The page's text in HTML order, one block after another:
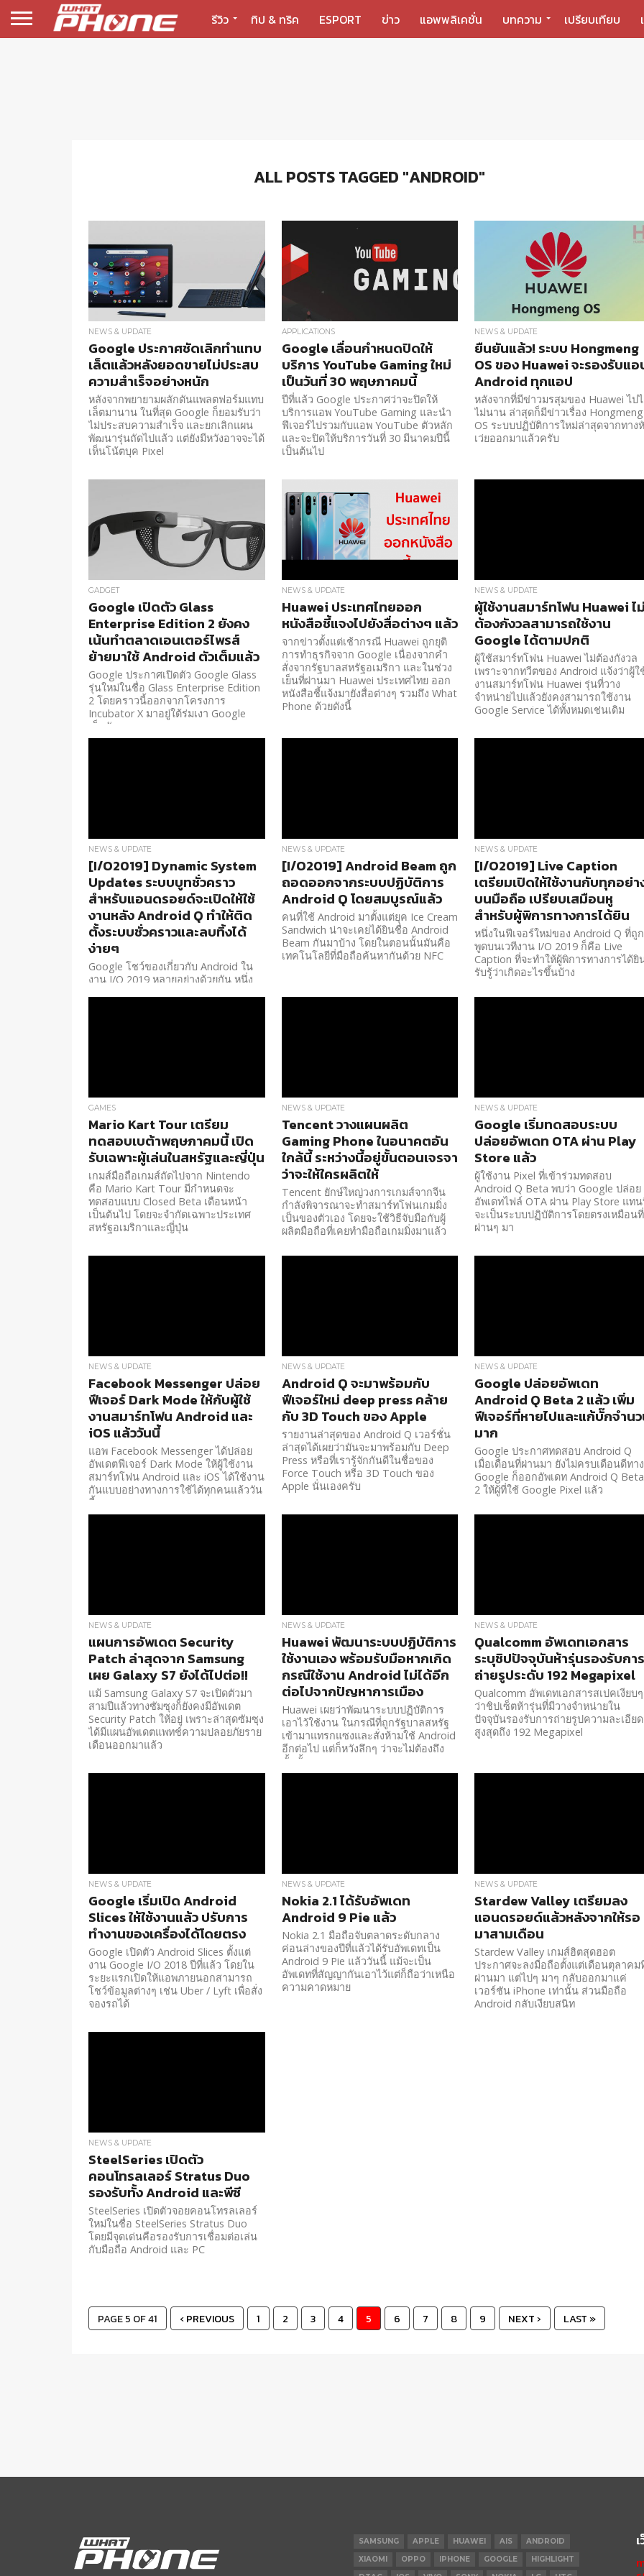
รีวิว ทิป & ทริค ESPORT ข่าว แอพพลิเคชั่น บทความ เปรียบเทียบ
ALL POSTS TAGGED "ANDROID"
NEWS & UPDATE
Google ประกาศชัดเลิกทำแทบ
เล็ตแล้วหลังยอดขายไม่ประสบ
ความสำเร็จอย่างหนัก
หลังจากพยายามผลักดันแพลตฟอร์มแทบ
เล็ตมานาน ในที่สุด Google ก็ยอมรับว่า
ไม่ประสบความสำเร็จ และยกเลิกแผน
พัฒนารุ่นถัดไปแล้ว แต่ยังมีหวังอาจจะได้
เห็นโน้ตบุค Pixel
APPLICATIONS
Google เลื่อนกำหนดปิดให้
บริการ YouTube Gaming ใหม่
เป็นวันที่ 30 พฤษภาคมนี้
ปีที่แล้ว Google ประกาศว่าจะปิดให้
บริการแอพ YouTube Gaming และนำ
ฟีเจอร์ไปรวมกับแอพ YouTube ตัวหลัก
และจะปิดให้บริการวันที่ 30 มีนาคมปีนี้
เป็นต้นไป
NEWS & UPDATE
ยืนยันแล้ว! ระบบ Hongmeng
OS ของ Huawei จะรองรับแ
Android ทุกแอป
หลังจากที่มีข่าวมรสุมของ Huawei ไป
ไม่นาน ล่าสุดก็มีข่าวเรื่อง Hongmeng
OS ระบบปฏิบัติการใหม่ล่าสุดจากทาง
เว่ยออกมาแล้วครับ
GADGET
Google เปิดตัว Glass
Enterprise Edition 2 ยังคง
เน้นทำตลาดเอนเตอร์ไพรส์
ย้ายมาใช้ Android ตัวเต็มแล้ว
Google ประกาศเปิดตัว Google Glass
รุ่นใหม่ในชื่อ Glass Enterprise Edition
2 โดยคราวนี้ออกจากโครงการ
Incubator X มาอยู่ใต้ร่มเงา Google
เต็มตัว
NEWS & UPDATE
Huawei ประเทศไทยออก
หนังสือชี้แจงไปยังสื่อต่างๆ แล้ว
จากข่าวตั้งแต่เช้ากรณี Huawei ถูกยุติ
การทำธุรกิจจาก Google เนื่องจากคำ
สั่งจากรัฐบาลสหรัฐอเมริกา และในช่วง
เย็นที่ผ่านมา Huawei ประเทศไทย ออก
หนังสือชี้แจ้งมายังสื่อต่างๆ รวมถึง What
Phone ด้วยดังนี้
NEWS & UPDATE
ผู้ใช้งานสมาร์ทโฟน Huawei ไ
ต้องกังวลสามารถใช้งาน
Google ได้ตามปกติ
ผู้ใช้สมาร์ทโฟน Huawei ไม่ต้องกังวล
เพราะจากทวีตของ Android แจ้งว่าผู้ใ
งานสมาร์ทโฟน Huawei รุ่นที่วาง
จำหน่ายไปแล้วยังคงสามารถใช้งาน
Google Service ได้ทั้งหมดเช่นเดิม
NEWS & UPDATE
[I/O2019] Dynamic System
Updates ระบบบูทชั่วคราว
สำหรับแอนดรอยด์จะเปิดให้ใช้
งานหลัง Android Q ทำให้ติด
ตั้งระบบชั่วคราวและลบทิ้งได้
ง่ายๆ
Google โชว์ของเกี่ยวกับ Android ใน
งาน I/O 2019 หลายอย่างด้วยกัน หนึ่ง
NEWS & UPDATE
[I/O2019] Android Beam ถูก
ถอดออกจากระบบปฏิบัติการ
Android Q โดยสมบูรณ์แล้ว
คนที่ใช้ Android มาตั้งแต่ยุค Ice Cream
Sandwich น่าจะเคยได้ยินชื่อ Android
Beam กันมาบ้าง โดยในตอนนั้นมันคือ
เทคโนโลยีที่มือถือค้นหากันด้วย NFC
NEWS & UPDATE
[I/O2019] Live Caption
เตรียมเปิดให้ใช้งานกับทุกอย่า
บนมือถือ เปรียบเสมือนหู
สำหรับผู้พิการทางการได้ยิน
หนึ่งในฟีเจอร์ใหม่ของ Android Q ที่ถูก
พูดบนเวทีงาน I/O 2019 ก็คือ Live
Caption ที่จะทำให้ผู้พิการทางการได้ยิ
รับรู้ว่าเกิดอะไรขึ้นบ้าง
GAMES
Mario Kart Tour เตรียม
ทดสอบเบต้าพฤษภาคมนี้ เปิด
รับเฉพาะผู้เล่นในสหรัฐและญี่ปุ่น
เกมส์มือถือเกมส์ถัดไปจาก Nintendo
คือ Mario Kart Tour มีกำหนดจะ
ทดสอบแบบ Closed Beta เดือนหน้า
เป็นต้นไป โดยจะจำกัดเฉพาะประเทศ
สหรัฐอเมริกาและญี่ปุ่น
NEWS & UPDATE
Tencent วางแผนผลิต
Gaming Phone ในอนาคตอัน
ใกล้นี้ ระหว่างนี้อยู่ขั้นตอนเจรจา
ว่าจะให้ใครผลิตให้
Tencent ยักษ์ใหญ่วงการเกมส์จากจีน
กำลังพิจารณาจะทำสมาร์ทโฟนเกมมิ่ง
เป็นของตัวเอง โดยจะใช้วิธีจับมือกับผู้
ผลิตมือถือที่เคยทำมือถือเกมมิ่งมาแล้ว
NEWS & UPDATE
Google เริ่มทดสอบระบบ
ปล่อยอัพเดท OTA ผ่าน Play
Store แล้ว
ผู้ใช้งาน Pixel ที่เข้าร่วมทดสอบ
Android Q Beta พบว่า Google ปล่อย
อัพเดทไฟล์ OTA ผ่าน Play Store แท
จะเป็นระบบปฏิบัติการโดยตรงเหมือนที่
ผ่านๆ มา
NEWS & UPDATE
Facebook Messenger ปล่อย
ฟีเจอร์ Dark Mode ให้กับผู้ใช้
งานสมาร์ทโฟน Android และ
iOS แล้ววันนี้
แอพ Facebook Messenger ได้ปล่อย
อัพเดตฟีเจอร์ Dark Mode ให้ผู้ใช้งาน
สมาร์ทโฟน Android และ iOS ได้ใช้งาน
กันแบบอย่างทางการใช้ได้ทุกคนแล้ววัน
นี้
NEWS & UPDATE
Android Q จะมาพร้อมกับ
ฟีเจอร์ใหม่ deep press คล้าย
กับ 3D Touch ของ Apple
รายงานล่าสุดของ Android Q เวอร์ชั่น
ล่าสุดได้เผยว่ามันจะมาพร้อมกับ Deep
Press หรือที่เรารู้จักกันดีในชื่อของ
Force Touch หรือ 3D Touch ของ
Apple นั่นเองครับ
NEWS & UPDATE
Google ปล่อยอัพเดท
Android Q Beta 2 แล้ว เพิ่ม
ฟีเจอร์ที่หายไปและแก้บั๊กจำน
มาก
Google ประกาศทดสอบ Android Q
เมื่อเดือนที่ผ่านมา ยังไม่ครบเดือนดีทาง
Google ก็ออกอัพเดท Android Q Beta
2 ให้ผู้ที่ใช้ Google Pixel แล้ว
NEWS & UPDATE
แผนการอัพเดต Security
Patch ล่าสุดจาก Samsung
เผย Galaxy S7 ยังได้ไปต่อ!!
แม้ Samsung Galaxy S7 จะเปิดตัวมา
สามปีแล้วทางซัมซุงก็ยังคงมีอัพเดต
Security Patch ให้อยู่ เพราะล่าสุดซัมซุง
ได้มีแผนอัพเดตแพทช์ความปลอยภัยราย
เดือนออกมาแล้ว
NEWS & UPDATE
Huawei พัฒนาระบบปฏิบัติการ
ใช้งานเอง พร้อมรับมือหากเกิด
กรณีใช้งาน Android ไม่ได้อีก
ต่อไปจากปัญหาการเมือง
Huawei เผยว่าพัฒนาระบบปฏิบัติการ
เอาไว้ใช้งาน ในกรณีที่ถูกรัฐบาลสหรัฐ
เข้ามาแทรกแซงและสั่งห้ามใช้ Android
อีกต่อไป แต่ก็หวังลึกๆ ว่าจะไม่ต้องถึง
ขั้นนั้น
NEWS & UPDATE
Qualcomm อัพเดทเอกสาร
ระบุชิปปัจจุบันห้ารุ่นรองรับกา
ถ่ายรูประดับ 192 Megapixel
Qualcomm อัพเดทเอกสารสเปคเงียบๆ
ว่าชิปเซ็ตห้ารุ่นที่มีวางจำหน่ายใน
ปัจจุบันรองรับการถ่ายรูปความละเอียด
สูงสุดถึง 192 Megapixel
NEWS & UPDATE
Google เริ่มเปิด Android
Slices ให้ใช้งานแล้ว ปรับการ
ทำงานของเครื่องได้โดยตรง
Google เปิดตัว Android Slices ตั้งแต่
งาน Google I/O 2018 ปีที่แล้ว โดยใน
ระยะแรกเปิดให้แอพภายนอกสามารถ
โชว์ข้อมูลต่างๆ เช่น Uber / Lyft เพื่อสั่ง
จองรถได้
NEWS & UPDATE
Nokia 2.1 ได้รับอัพเดท
Android 9 Pie แล้ว
Nokia 2.1 มือถือจับตลาดระดับกลาง
ค่อนล่างของปีที่แล้วได้รับอัพเดทเป็น
Android 9 Pie แล้ววันนี้ แม้จะเป็น
อัพเดทที่สัญญากันเอาไว้แต่ก็ถือว่าเหนือ
ความคาดหมาย
NEWS & UPDATE
Stardew Valley เตรียมลง
แอนดรอยด์แล้วหลังจากให้รอ
มาสามเดือน
Stardew Valley เกมส์ฮิตสุดฮอต
ประกาศจะลงมือถือตั้งแต่เดือนตุลาคม
ผ่านมา แต่ไปๆ มาๆ กลับออกมาแค่
เวอร์ชัน iPhone เท่านั้น ส่วนมือถือ
Android กลับเงียบสนิท
NEWS & UPDATE
SteelSeries เปิดตัว
คอนโทรลเลอร์ Stratus Duo
รองรับทั้ง Android และพีซี
SteelSeries เปิดตัวจอยคอนโทรลเลอร์
ใหม่ในชื่อ SteelSeries Stratus Duo
โดยมีจุดเด่นคือรองรับการเชื่อมต่อเล่น
กับมือถือ Android และ PC
PAGE 5 OF 41 ‹ PREVIOUS 1 2 3 4 5 6 7 8 9 NEXT › LAST »
SAMSUNG APPLE HUAWEI AIS
ANDROID
XIAOMI
OPPO IPHONE GOOGLE
HIGHLIGHT